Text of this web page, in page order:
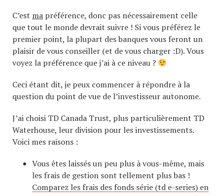
C’est ma préférence, donc pas nécessairement celle
que tout le monde devrait suivre ! Si vous préférez le
premier point, la plupart des banques vous feront un
plaisir de vous conseiller (et de vous charger :D). Vous
voyez la préférence que j’ai à ce niveau ?
Ceci étant dit, je peux commencer à répondre à la
question du point de vue de l’investisseur autonome.
J’ai choisi TD Canada Trust, plus particulièrement TD
Waterhouse, leur division pour les investissements.
Voici mes raisons :
Vous êtes laissés un peu plus à vous-même, mais
les frais de gestion sont tellement plus bas !
Comparez les frais des fonds série (td e-series) en